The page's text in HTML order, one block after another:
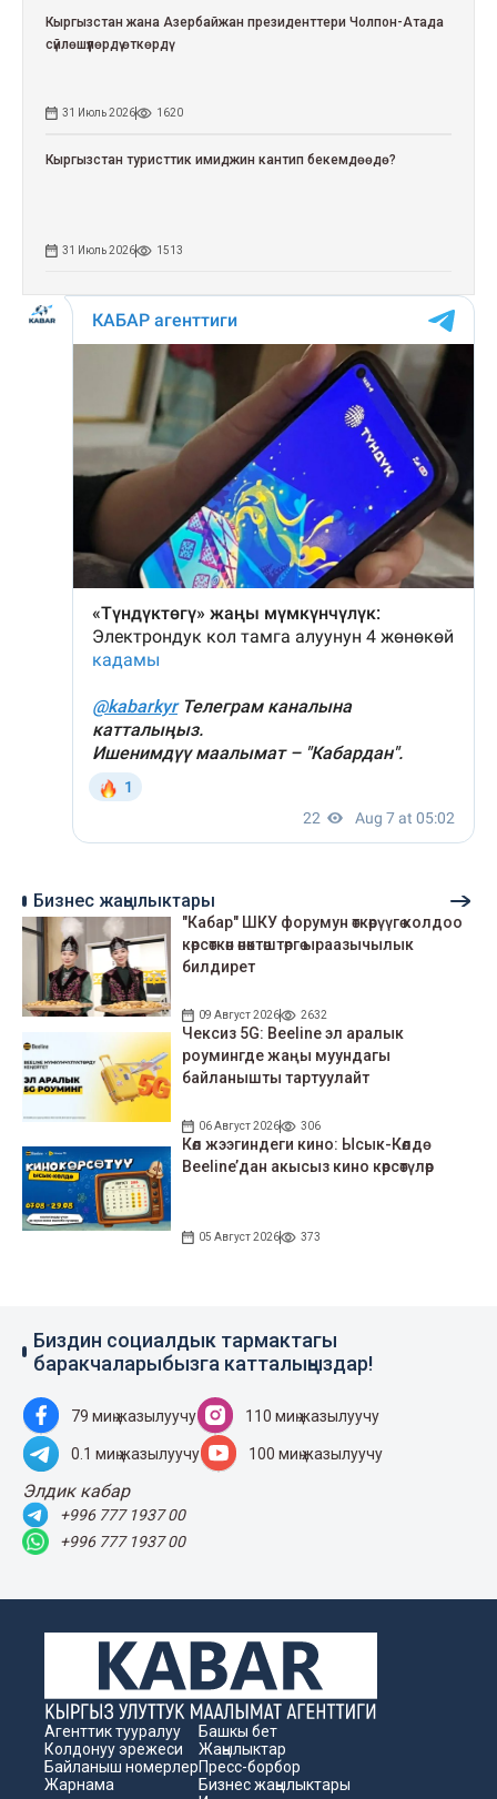
Кыргызстан жана Азербайжан президенттери Чолпон-Атада
сүйлөшүүлөрдү өткөрдү
31 Июль 2026 1620
Кыргызстан туристтик имиджин кантип бекемдөөдө?
31 Июль 2026 1513
Бизнес жаңылыктары
"Кабар" ШКУ форумун өткөрүүгө колдоо
көрсөткөн өнөктөштөргө ыраазычылык
билдирет
09 Август 2026 2632
Чексиз 5G: Beeline эл аралык
роумингде жаңы муундагы
байланышты тартуулайт
06 Август 2026 306
Көл жээгиндеги кино: Ысык-Көлдө
Beeline’дан акысыз кино көрсөтүлөр
05 Август 2026 373
Биздин социалдык тармактагы
баракчаларыбызга катталыңыздар!
79 миң жазылуучу 110 миң жазылуучу
0.1 миң жазылуучу 100 миң жазылуучу
Элдик кабар
+996 777 1937 00
+996 777 1937 00
Агенттик тууралуу
Колдонуу эрежеси
Байланыш номерлер
Жарнама
Башкы бет
Жаңылыктар
Пресс-борбор
Бизнес жаңылыктары